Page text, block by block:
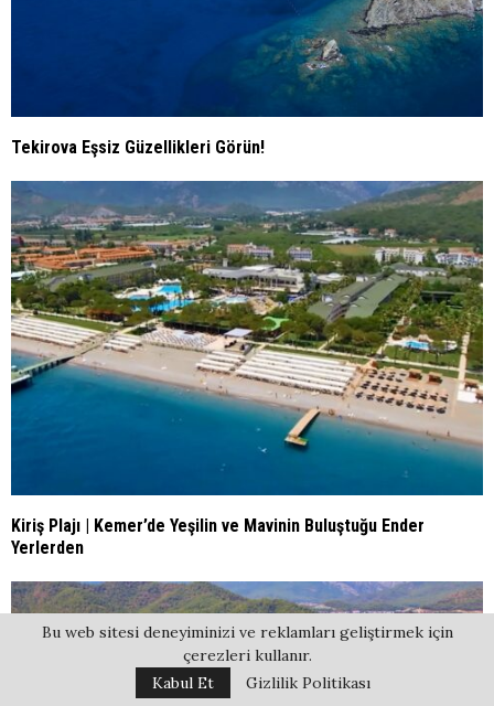
Tekirova Eşsiz Güzellikleri Görün!
Kiriş Plajı | Kemer’de Yeşilin ve Mavinin Buluştuğu Ender
Yerlerden
Bu web sitesi deneyiminizi ve reklamları geliştirmek için
çerezleri kullanır.
Kabul Et
Gizlilik Politikası